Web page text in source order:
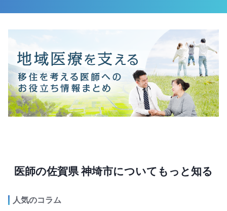
医師の佐賀県 神埼市についてもっと知る
人気のコラム